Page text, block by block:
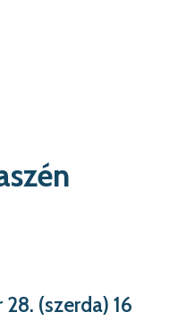
(szerda) 16